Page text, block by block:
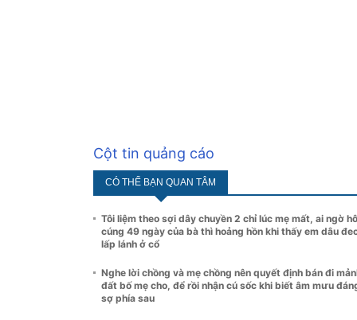
Cột tin quảng cáo
CÓ THỂ BẠN QUAN TÂM
Tôi liệm theo sợi dây chuyền 2 chỉ lúc mẹ mất, ai ngờ
cúng 49 ngày của bà thì hoảng hồn khi thấy em dâu
lấp lánh ở cổ
Nghe lời chồng và mẹ chồng nên quyết định bán đi
đất bố mẹ cho, để rồi nhận cú sốc khi biết âm mưu
sợ phía sau